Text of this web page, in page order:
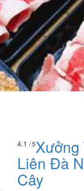
4.1 / 5Xưởng
Liên Đà
Cây